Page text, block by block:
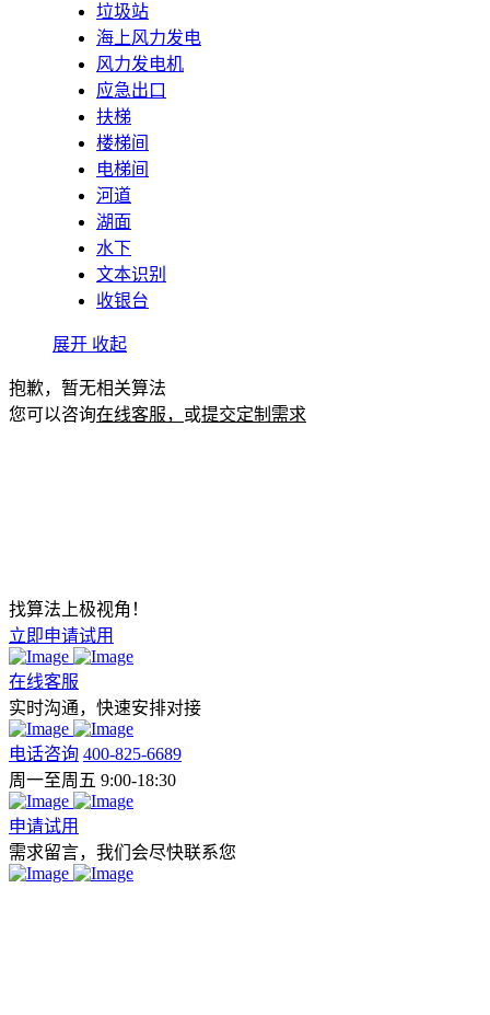
垃圾站
海上风力发电
风力发电机
应急出口
扶梯
楼梯间
电梯间
河道
湖面
水下
文本识别
收银台
展开 收起
抱歉，暂无相关算法
您可以咨询在线客服， 或提交定制需求
找算法上极视角！
立即申请试用
在线客服
实时沟通，快速安排对接
电话咨询 400-825-6689
周一至周五 9:00-18:30
申请试用
需求留言，我们会尽快联系您